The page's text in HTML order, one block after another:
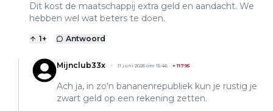
Dit kost de maatschappij extra geld en aandacht. We
hebben wel wat beters te doen.
1+ Antwoord
Mijnclub33x 11 juni 2025 om 15:46 +11795
Ach ja, in zo'n bananenrepubliek kun je rustig je
zwart geld op een rekening zetten.